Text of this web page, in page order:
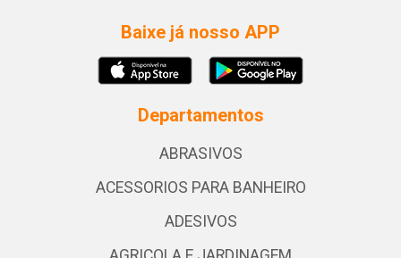
Baixe já nosso APP
Departamentos
ABRASIVOS
ACESSORIOS PARA BANHEIRO
ADESIVOS